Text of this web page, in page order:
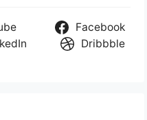
Facebook
Dribbble